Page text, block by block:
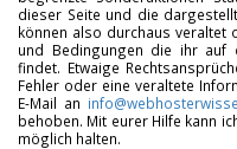
dieser Seite und die
können also durchaus veraltet
und Bedingungen die ihr auf
findet. Etwaige
Fehler oder eine veraltete
E-Mail an
behoben. Mit eurer Hilfe kann
möglich halten.